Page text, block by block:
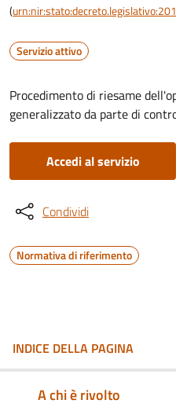
(
Servizio attivo
Procedimento di riesame
generalizzato da parte di
Accedi al servizio
Condividi
Normativa di riferimento
INDICE DELLA PAGINA
A chi è rivolto